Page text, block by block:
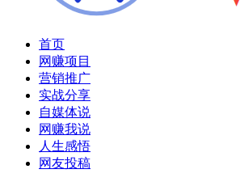
首页
网赚项目
营销推广
实战分享
自媒体说
网赚我说
人生感悟
网友投稿